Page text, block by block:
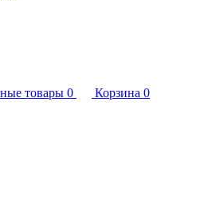
товары 0 Корзина 0